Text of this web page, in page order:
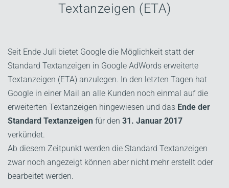
Textanzeigen (ETA)
Seit Ende Juli bietet Google die Möglichkeit statt der
Standard Textanzeigen in Google AdWords erweiterte
Textanzeigen (ETA) anzulegen. In den letzten Tagen hat
Google in einer Mail an alle Kunden noch einmal auf die
erweiterten Textanzeigen hingewiesen und das Ende der
Standard Textanzeigen für den 31. Januar 2017
verkündet.
Ab diesem Zeitpunkt werden die Standard Textanzeigen
zwar noch angezeigt können aber nicht mehr erstellt oder
bearbeitet werden.